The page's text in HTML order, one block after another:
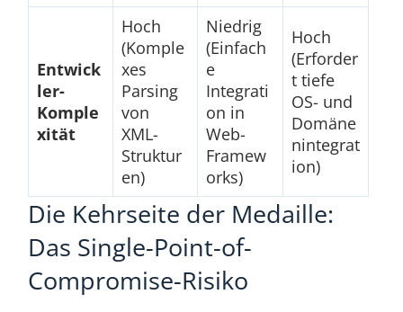
Entwick
ler-
Komple
xität
Hoch
(Komple
xes
Parsing
von
XML-
Struktur
en)
Niedrig
(Einfach
e
Integrati
on in
Web-
Framew
orks)
Hoch
(Erforder
t tiefe
OS- und
Domäne
nintegrat
ion)
Die Kehrseite der Medaille:
Das Single-Point-of-
Compromise-Risiko